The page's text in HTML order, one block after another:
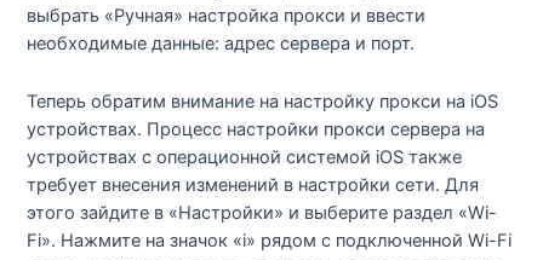
выбрать «Ручная» настройка прокси и ввести
необходимые данные: адрес сервера и порт.
Теперь обратим внимание на настройку прокси на iOS
устройствах. Процесс настройки прокси сервера на
устройствах с операционной системой iOS также
требует внесения изменений в настройки сети. Для
этого зайдите в «Настройки» и выберите раздел «Wi-
Fi». Нажмите на значок «i» рядом с подключенной Wi-Fi